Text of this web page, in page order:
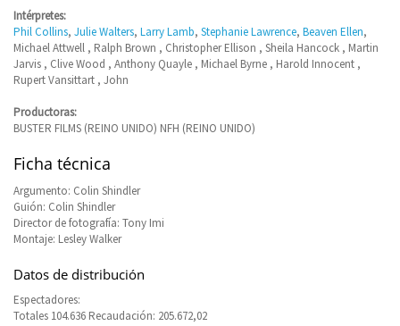
Intérpretes:
Phil Collins, Julie Walters, Larry Lamb, Stephanie Lawrence, Beaven Ellen,
Michael Attwell , Ralph Brown , Christopher Ellison , Sheila Hancock , Martin
Jarvis , Clive Wood , Anthony Quayle , Michael Byrne , Harold Innocent ,
Rupert Vansittart , John
Productoras:
BUSTER FILMS (REINO UNIDO) NFH (REINO UNIDO)
Ficha técnica
Argumento: Colin Shindler
Guión: Colin Shindler
Director de fotografía: Tony Imi
Montaje: Lesley Walker
Datos de distribución
Espectadores:
Totales 104.636 Recaudación: 205.672,02